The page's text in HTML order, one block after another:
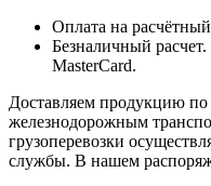
Оплата на расчётный
Безналичный
MasterCard.
Доставляем продукцию
железнодорожным
грузоперевозки
службы. В нашем